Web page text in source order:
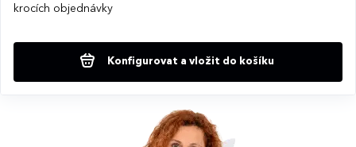
krocích objednávky
Konfigurovat a vložit do košíku